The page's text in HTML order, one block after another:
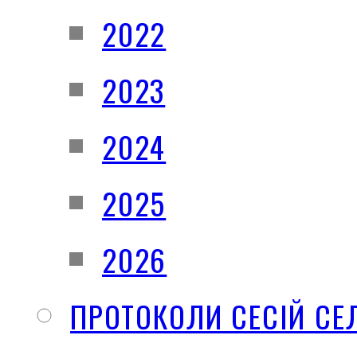
2022
2023
2024
2025
2026
ПРОТОКОЛИ СЕСІЙ